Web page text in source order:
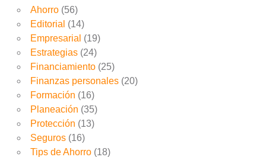
Ahorro(56)
Editorial (14)
Empresarial (19)
Estrategias(24)
Financiamiento(25)
Finanzas personales(20)
Formación (16)
Planeación (35)
Protección (13)
Seguros(16)
Tips de Ahorro(18)